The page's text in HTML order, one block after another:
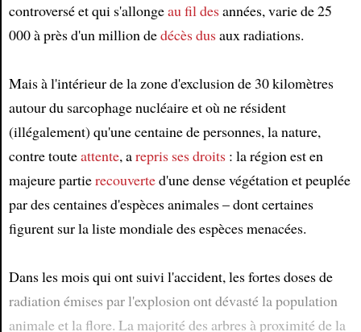
Article
controversé et qui s'allongeau fil desannées, varie de 25
000 à près d'un million dedécèsdusaux radiations.
Mais à l'intérieur de la zone d'exclusion de 30 kilomètres
autour du sarcophage nucléaire et où ne résident
(illégalement) qu'une centaine de personnes, la nature,
contre touteattente, arepris ses droits: la région est en
majeure partierecouverted'une dense végétation et peuplée
par des centaines d'espèces animales – dont certaines
figurent sur la liste mondiale des espèces menacées.
Dans les mois qui ont suivi l'accident, les fortes doses de
radiation émises par l'explosion ont dévasté la population
animale et la flore. La majorité des arbres à proximité de la